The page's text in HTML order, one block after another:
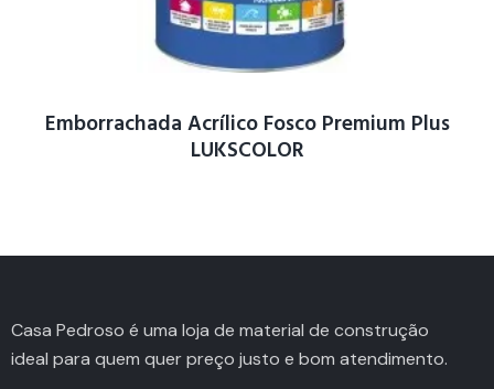
Emborrachada Acrílico Fosco Premium Plus
LUKSCOLOR
Casa Pedroso é uma loja de material de construção
ideal para quem quer preço justo e bom atendimento.